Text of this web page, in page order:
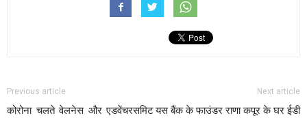
Previous article
कोरोना चलते वेलनेस और एडवेंचरसमिट
Next article
यस बैंक के फाउंडर राणा कपूर के घर ईडी